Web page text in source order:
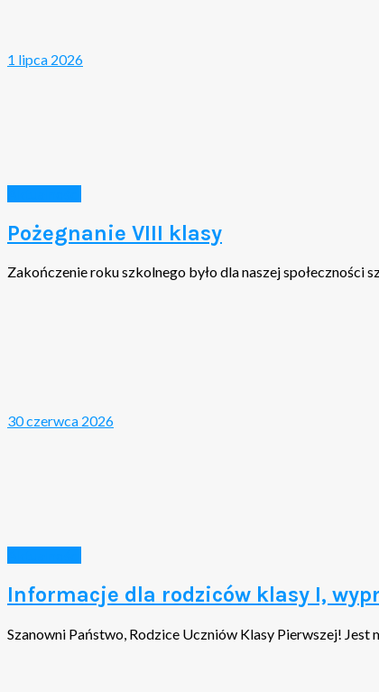
1 lipca 2026
Pożegnanie VIII klasy
Zakończenie roku szkolnego było dla naszej
30 czerwca 2026
Informacje dla rodziców klasy I,
Szanowni Państwo, Rodzice Uczniów Klasy Pierwszej! Jest